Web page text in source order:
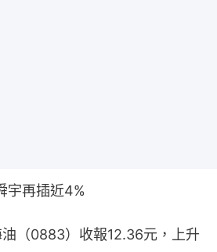
宇再插近4%
（0883）收報12.36元，上升